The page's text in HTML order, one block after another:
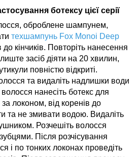
ботексу цієї серії
оброблене шампунем,
техшампунь Fox Monoi Deep
до кінчиків. Повторіть нанесення
засіб діяти на 20 хвилин,
повністю відкриті.
та видаліть надлишки води
нанесіть ботекс для
локоном, від коренів до
та не змивати водою. Видаліть
Розчешіть волосся
Після розчісування
і по тонких локонах проведіть